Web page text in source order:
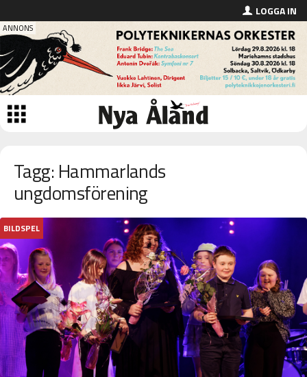
LOGGA IN
Tagg: Hammarlands
ungdomsförening
BILDSPEL